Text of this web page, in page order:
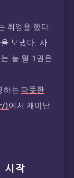
취업을 했다.
보냈다. 사
늘 월 1권은
하는 따뜻한
) 에서 재미난
시작